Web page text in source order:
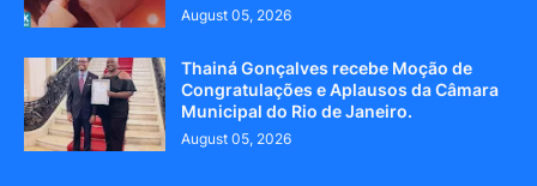
August 05, 2026
Thainá Gonçalves recebe Moção de
Congratulações e Aplausos da Câmara
Municipal do Rio de Janeiro.
August 05, 2026